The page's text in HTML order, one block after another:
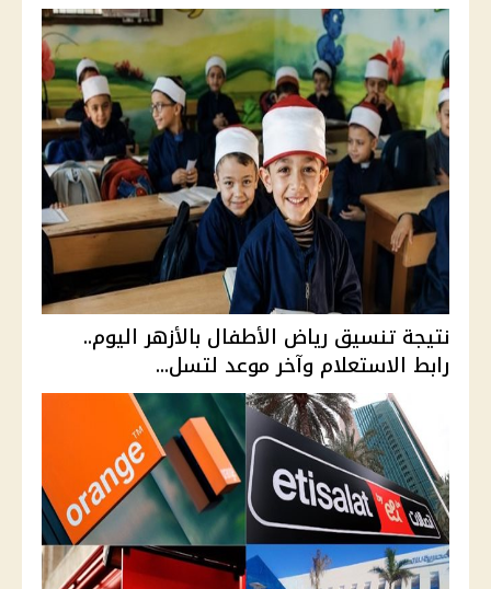
نتيجة تنسيق رياض الأطفال بالأزهر اليوم..
رابط الاستعلام وآخر موعد لتسل...